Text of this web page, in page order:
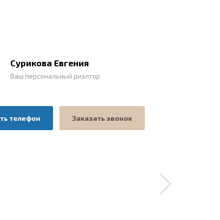
Сурикова Евгения
Ваш персональный риэлтор
телефон Заказать звонок